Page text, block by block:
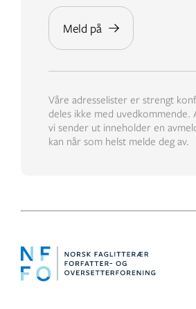
Våre adresselister er strengt
deles ikke med uvedkommende.
vi sender ut inneholder en
kan når som helst melde deg av.